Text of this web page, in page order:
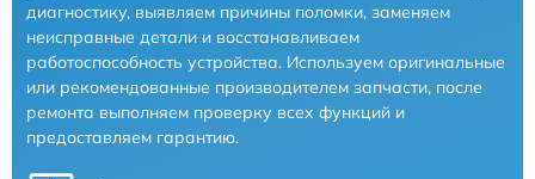
диагностику, выявляем причины поломки, заменяем
неисправные детали и восстанавливаем
работоспособность устройства. Используем оригинальные
или рекомендованные производителем запчасти, после
ремонта выполняем проверку всех функций и
предоставляем гарантию.